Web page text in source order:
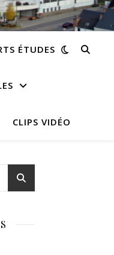
ÉTUDES
CLIPS VIDÉO